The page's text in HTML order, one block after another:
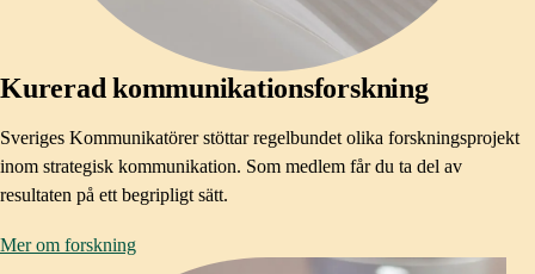
Kurerad kommunikationsforskning
Sveriges Kommunikatörer stöttar regelbundet olika forskningsprojekt
inom strategisk kommunikation. Som medlem får du ta del av
resultaten på ett begripligt sätt.
Mer om forskning